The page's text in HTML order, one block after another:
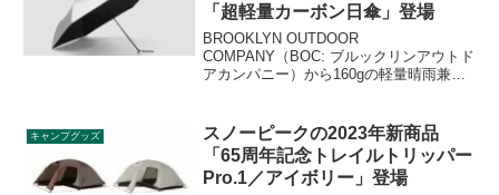
「超軽量カーボン日傘」登場
BROOKLYN OUTDOOR
COMPANY（BOC: ブルックリンアウトド
アカンパニー）から160gの軽量晴雨兼用
超軽量素材のカーボンを採用した晴雨兼
用傘で、遮光率約100%に加え激しい雨に
も耐える生地を採用しています。詳細を
レビューします。
キャンプグッズ
スノーピークの2023年新商品
「65周年記念トレイルトリッパー
Pro.1／アイボリー」登場